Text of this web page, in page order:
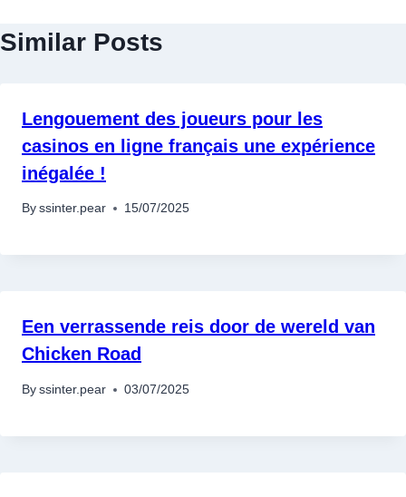
Similar Posts
Lengouement des joueurs pour les
casinos en ligne français une expérience
inégalée !
By ssinter.pear 15/07/2025
Een verrassende reis door de wereld van
Chicken Road
By ssinter.pear 03/07/2025